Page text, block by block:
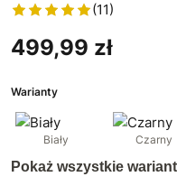
(11)
499,99 zł
Warianty
Biały Czarny
Pokaż wszystkie